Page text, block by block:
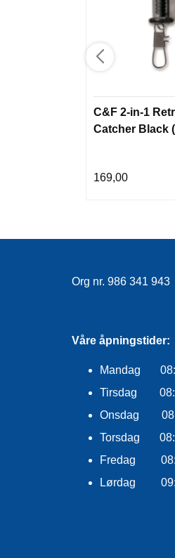
C&F 2-in-1
Catcher Black
169,00
Org nr. 986 341 943
Våre åpningstider:
Mandag
Tirsdag
Onsdag
Torsdag
Fredag
Lørdag